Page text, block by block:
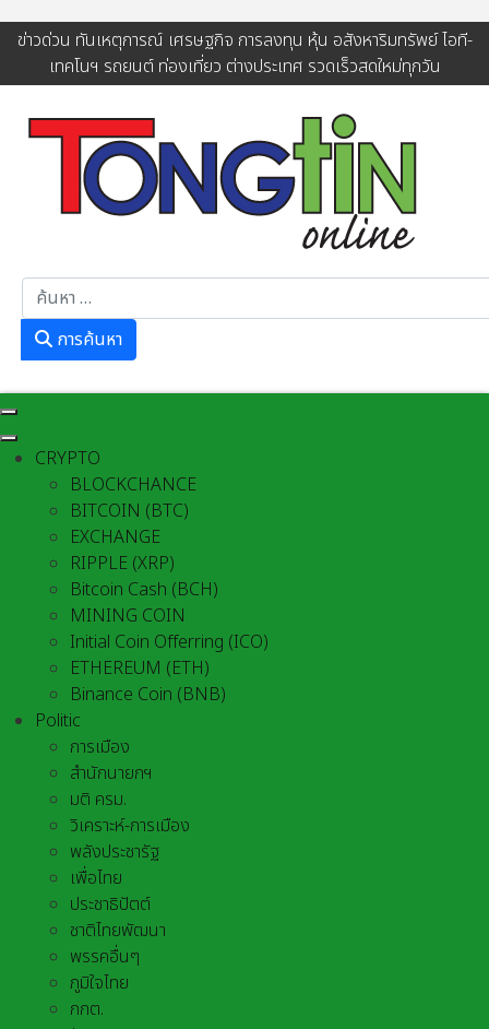
ข่าวด่วน ทันเหตุการณ์ เศรษฐกิจ การลงทุน หุ้น อสังหาริมทรัพย์ ไอที-
เทคโนฯ รถยนต์ ท่องเที่ยว ต่างประเทศ รวดเร็วสดใหม่ทุกวัน
การค้นหา
CRYPTO
BLOCKCHANCE
BITCOIN (BTC)
EXCHANGE
RIPPLE (XRP)
Bitcoin Cash (BCH)
MINING COIN
Initial Coin Offerring (ICO)
ETHEREUM (ETH)
Binance Coin (BNB)
Politic
การเมือง
สำนักนายกฯ
มติ ครม.
วิเคราะห์-การเมือง
พลังประชารัฐ
เพื่อไทย
ประชาธิปัตต์
ชาติไทยพัฒนา
พรรคอื่นๆ
ภูมิใจไทย
กกต.